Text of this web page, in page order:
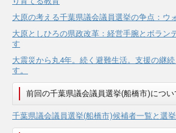
大原の考える千葉県議会議員選挙の争点：ウ
大原としひろの県政改革：経営手腕とボラン
す
大震災から丸4年。続く避難生活。支援の継
す。
前回の千葉県議会議員選挙(船橋市)につい
千葉県議会議員選挙(船橋市)候補者一覧と選